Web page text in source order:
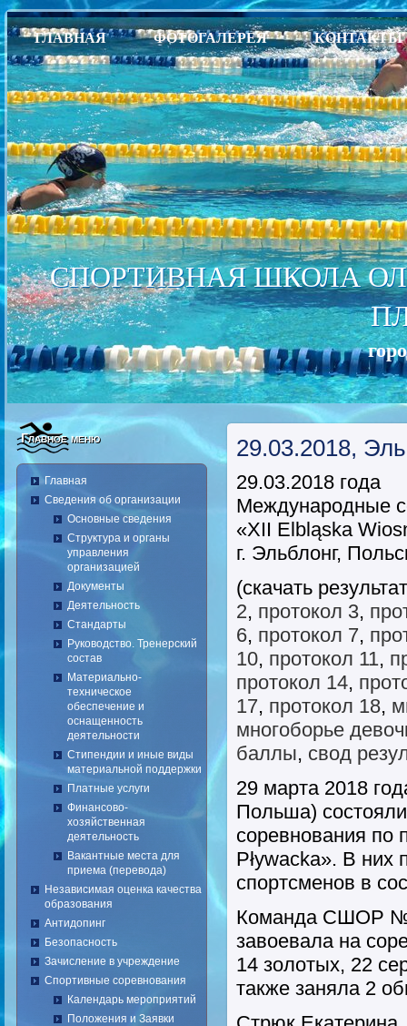
ГЛАВНАЯ ФОТОГАЛЕРЕЯ КОНТАКТЫ
СПОРТИВНАЯ ШКОЛА
Главное меню
Главная
Сведения об организации
Основные сведения
Структура и органы
управления
организацией
Документы
Деятельность
Стандарты
Руководство. Тренерский
состав
Материально-
техническое
обеспечение и
оснащенность
деятельности
Стипендии и иные виды
материальной поддержки
Платные услуги
Финансово-
хозяйственная
деятельность
Вакантные места для
приема (перевода)
Независимая оценка качества
образования
Антидопинг
Безопасность
Зачисление в учреждение
Спортивные соревнования
Календарь мероприятий
Положения и Заявки
29.03.2018,
29.03.2018 года
Международные
«XII Elbląska
г. Эльблонг,
(скачать
2, протокол 3,
6, протокол 7,
10, протокол 11,
протокол 14,
17, протокол 18,
многоборье
баллы, свод
29 марта 2018
Польша)
соревнования по
Pływacka». В них
спортсменов в
Команда СШОР №
завоевала на
14 золотых, 22
также заняла 2